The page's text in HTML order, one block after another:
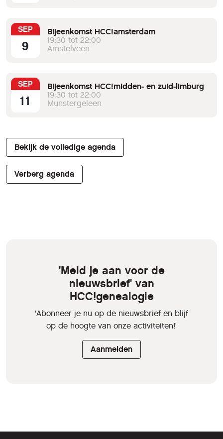
SEP
9
Bijeenkomst HCC!amsterdam
19:30 tot 22:00
Amstelveen
SEP
11
Bijeenkomst HCC!midden- en zuid-limburg
19:30 tot 22:00
Munstergeleen
Bekijk de volledige agenda
Verberg agenda
'Meld je aan voor de
nieuwsbrief' van
HCC!genealogie
'Abonneer je nu op de nieuwsbrief en blijf
op de hoogte van onze activiteiten!'
Aanmelden